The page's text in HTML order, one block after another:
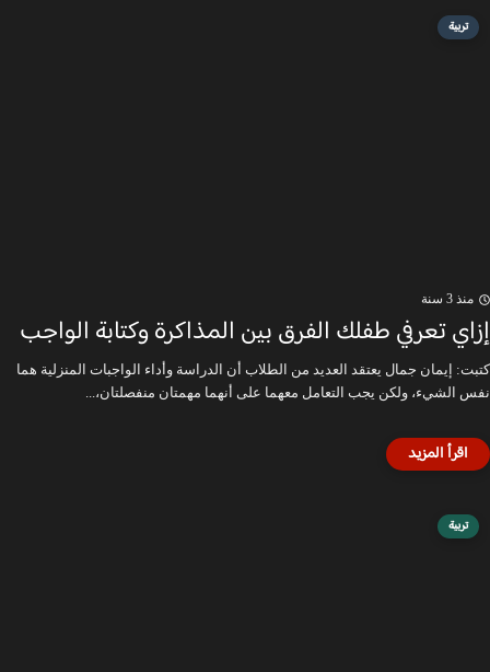
تربية
منذ 3 سنة
إزاي تعرفي طفلك الفرق بين المذاكرة وكتابة الواجب
كتبت: إيمان جمال يعتقد العديد من الطلاب أن الدراسة وأداء الواجبات المنزلية هما
نفس الشيء، ولكن يجب التعامل معهما على أنهما مهمتان منفصلتان،...
تربية